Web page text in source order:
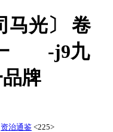
马光〕 卷
一 -j9九
牌
资治通鉴 <225>